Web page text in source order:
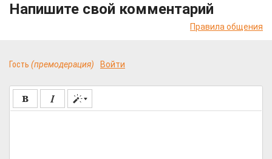
Напишите свой комментарий
Правила общения
Гость (премодерация) Войти